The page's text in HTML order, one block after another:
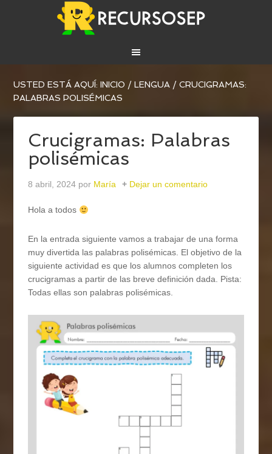
USTED ESTÁ AQUÍ:INICIO / LENGUA / CRUCIGRAMAS:
PALABRAS POLISÉMICAS
Crucigramas: Palabras
polisémicas
8 abril, 2024 por María Dejar un comentario
Hola a todos
En la entrada siguiente vamos a trabajar de una forma
muy divertida las palabras polisémicas. El objetivo de la
siguiente actividad es que los alumnos completen los
crucigramas a partir de las breve definición dada. Pista:
Todas ellas son palabras polisémicas.